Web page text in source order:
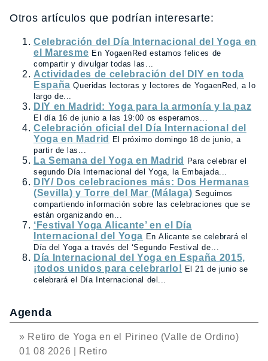
Otros artículos que podrían interesarte:
Celebración del Día Internacional del Yoga en
el Maresme En YogaenRed estamos felices de
compartir y divulgar todas las...
Actividades de celebración del DIY en toda
España Queridas lectoras y lectores de YogaenRed, a lo
largo de...
DIY en Madrid: Yoga para la armonía y la paz
El día 16 de junio a las 19:00 os esperamos...
Celebración oficial del Día Internacional del
Yoga en Madrid
El próximo domingo 18 de junio, a
partir de las...
La Semana del Yoga en Madrid
Para celebrar el
segundo Día Internacional del Yoga, la Embajada...
DIY/ Dos celebraciones más: Dos Hermanas
(Sevilla) y Torre del Mar (Málaga) Seguimos
compartiendo información sobre las celebraciones que se
están organizando en...
‘Festival Yoga Alicante’ en el Día
Internacional del Yoga En Alicante se celebrará el
Día del Yoga a través del ‘Segundo Festival de...
Día Internacional del Yoga en España 2015,
¡todos unidos para celebrarlo! El 21 de junio se
celebrará el Día Internacional del...
Agenda
» Retiro de Yoga en el Pirineo (Valle de Ordino)
01 08 2026 | Retiro